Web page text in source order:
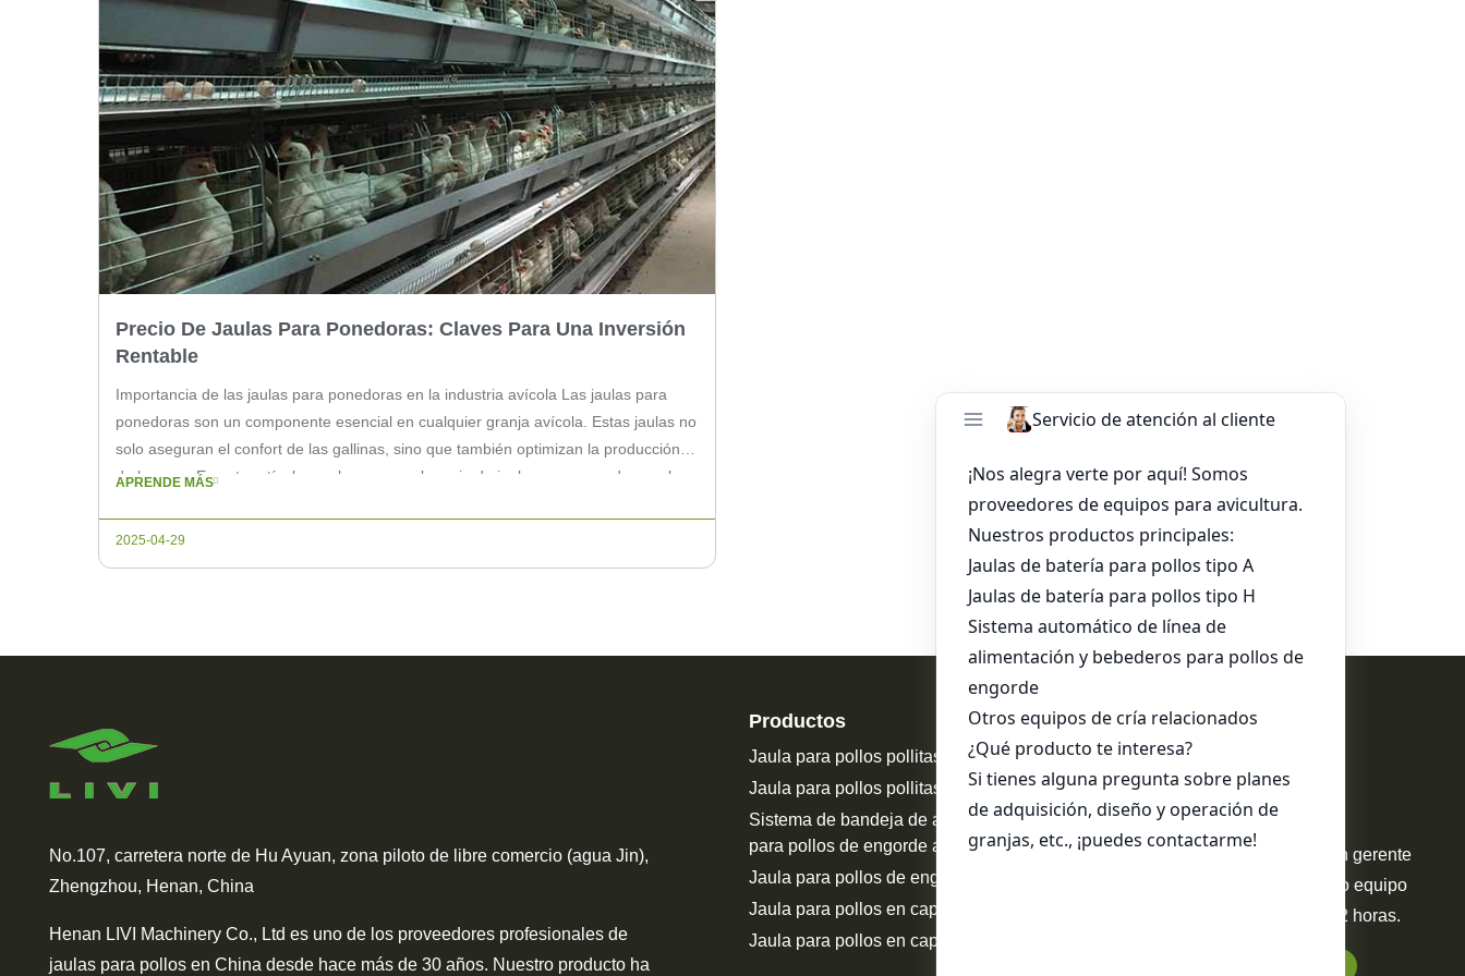
Precio De Jaulas Para Ponedoras: Claves Para Una Inversión
Rentable
Importancia de las jaulas para ponedoras en la industria avícola Las jaulas para
ponedoras son un componente esencial en cualquier granja avícola. Estas jaulas no
solo aseguran el confort de las gallinas, sino que también optimizan la producción
de huevos. En este artículo, exploraremos el precio de jaulas para ponedoras y las
APRENDE MÁS
2025-04-29
No.107, carretera norte de Hu Ayuan, zona piloto de libre comercio (agua Jin),
Zhengzhou, Henan, China
Henan LIVI Machinery Co., Ltd es uno de los proveedores profesionales de
jaulas para pollos en China desde hace más de 30 años. Nuestro producto ha
Productos
Jaula para pollos pollitas tipo A
Jaula para pollos pollitas tipo H
Sistema de bandeja de alimentación
para pollos de engorde a la venta
Jaula para pollos de engorde tipo H
Jaula para pollos en capas tipo A
Jaula para pollos en capas tipo H
Contacta Con Nosotros
WhatsApp:+86 17344898347
Email: ds01@zzlivi.com
Su solicitud será entregada a un gerente
de proyecto profesional. Nuestro equipo
le responderá en un plazo de 12 horas.